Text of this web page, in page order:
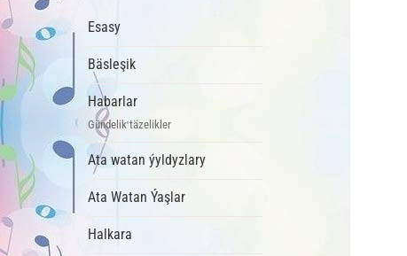
Esasy
Bäsleşik
Habarlar
Gündelik täzelikler
Ata watan ýyldyzlary
Ata Watan Ýaşlar
Halkara